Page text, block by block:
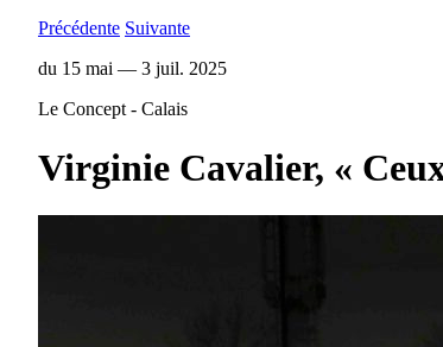
Précédente Suivante
du 15 mai — 3 juil. 2025
Le Concept - Calais
Virginie Cavalier, «